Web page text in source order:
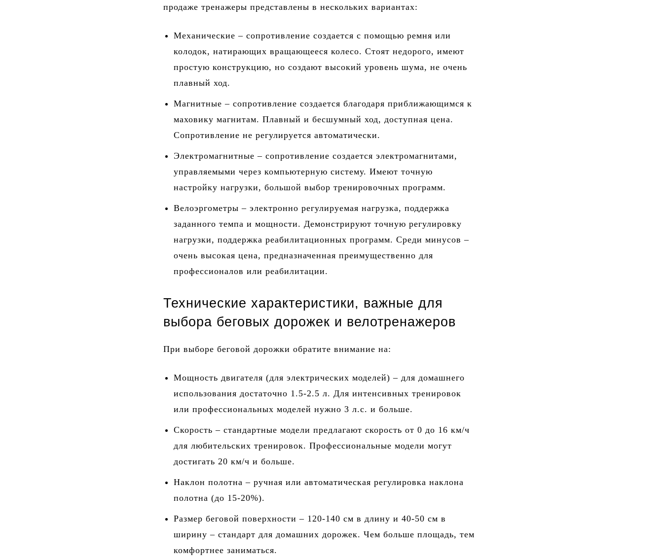
продаже тренажеры представлены в нескольких вариантах:
Механические – сопротивление создается с помощью ремня или
колодок, натирающих вращающееся колесо. Стоят недорого, имеют
простую конструкцию, но создают высокий уровень шума, не очень
плавный ход.
Магнитные – сопротивление создается благодаря приближающимся к
маховику магнитам. Плавный и бесшумный ход, доступная цена.
Сопротивление не регулируется автоматически.
Электромагнитные – сопротивление создается электромагнитами,
управляемыми через компьютерную систему. Имеют точную
настройку нагрузки, большой выбор тренировочных программ.
Велоэргометры – электронно регулируемая нагрузка, поддержка
заданного темпа и мощности. Демонстрируют точную регулировку
нагрузки, поддержка реабилитационных программ. Среди минусов –
очень высокая цена, предназначенная преимущественно для
профессионалов или реабилитации.
Технические характеристики, важные для
выбора беговых дорожек и велотренажеров
При выборе беговой дорожки обратите внимание на:
Мощность двигателя (для электрических моделей) – для домашнего
использования достаточно 1.5-2.5 л. Для интенсивных тренировок
или профессиональных моделей нужно 3 л.с. и больше.
Скорость – стандартные модели предлагают скорость от 0 до 16 км/ч
для любительских тренировок. Профессиональные модели могут
достигать 20 км/ч и больше.
Наклон полотна – ручная или автоматическая регулировка наклона
полотна (до 15-20%).
Размер беговой поверхности – 120-140 см в длину и 40-50 см в
ширину – стандарт для домашних дорожек. Чем больше площадь, тем
комфортнее заниматься.